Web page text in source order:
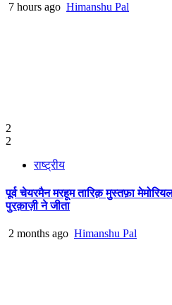
7 hours ago Himanshu Pal
2
2
राष्ट्रीय
पूर्व चेयरमैन मरहूम तारिक़ मुस्तफ़ा
पुरक़ाज़ी ने जीता
2 months ago Himanshu Pal